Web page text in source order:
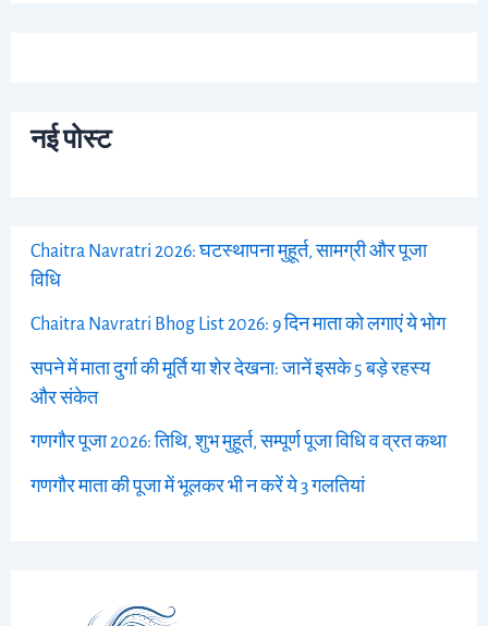
नई पोस्ट
Chaitra Navratri 2026: घटस्थापना मुहूर्त, सामग्री और पूजा
विधि
Chaitra Navratri Bhog List 2026: 9 दिन माता को लगाएं ये भोग
सपने में माता दुर्गा की मूर्ति या शेर देखना: जानें इसके 5 बड़े रहस्य
और संकेत
गणगौर पूजा 2026: तिथि, शुभ मुहूर्त, सम्पूर्ण पूजा विधि व व्रत कथा
गणगौर माता की पूजा में भूलकर भी न करें ये 3 गलतियां